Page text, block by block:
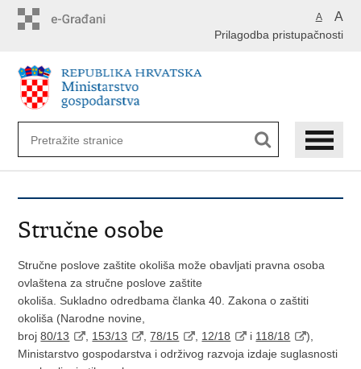
A A
Prilagodba pristupačnosti
Stručne osobe
Stručne poslove zaštite okoliša može obavljati pravna osoba
ovlaštena za stručne poslove zaštite
okoliša. Sukladno odredbama članka 40. Zakona o zaštiti
okoliša (Narodne novine,
broj80/13 153/13 ,78/15 12/18 i 118/18
),
Ministarstvo gospodarstva i održivog razvoja izdaje suglasnosti